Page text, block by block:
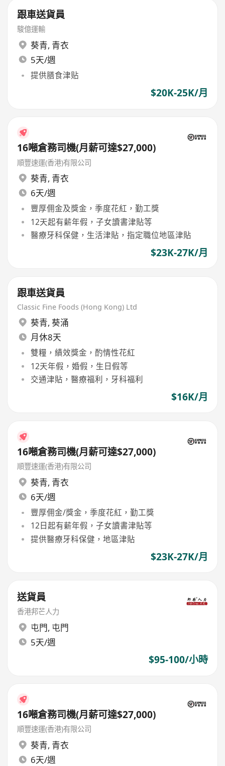
跟車送貨員
駿億運輸
葵青, 青衣
5天/週
提供膳食津贴
$20K-25K/月
16噸倉務司機(月薪可達$27,000)
順豐速運(香港)有限公司
葵青, 青衣
6天/週
豐厚佣金及獎金，季度花紅，勤工獎
12天起有薪年假，子女讀書津貼等
醫療牙科保健，生活津貼，指定職位地區津貼
$23K-27K/月
跟車送貨員
Classic Fine Foods (Hong Kong) Ltd
葵青, 葵涌
月休8天
雙糧，績效獎金，酌情性花紅
12天年假，婚假，生日假等
交通津貼，醫療福利，牙科福利
$16K/月
16噸倉務司機(月薪可達$27,000)
順豐速運(香港)有限公司
葵青, 青衣
6天/週
豐厚佣金/獎金，季度花紅，勤工獎
12日起有薪年假，子女讀書津貼等
提供醫療牙科保健，地區津貼
$23K-27K/月
送貨員
香港邦芒人力
屯門, 屯門
5天/週
$95-100/小時
16噸倉務司機(月薪可達$27,000)
順豐速運(香港)有限公司
葵青, 青衣
6天/週